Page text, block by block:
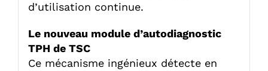
d’utilisation continue.
Le nouveau module d’autodiagnostic
TPH de TSC
Ce mécanisme ingénieux détecte en